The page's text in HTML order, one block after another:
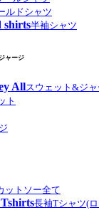
ルドシャツ
shirts半袖シャツ
ャージ
Allスウェット&ジ
ト
ットソー全て
長袖Tシャツ(